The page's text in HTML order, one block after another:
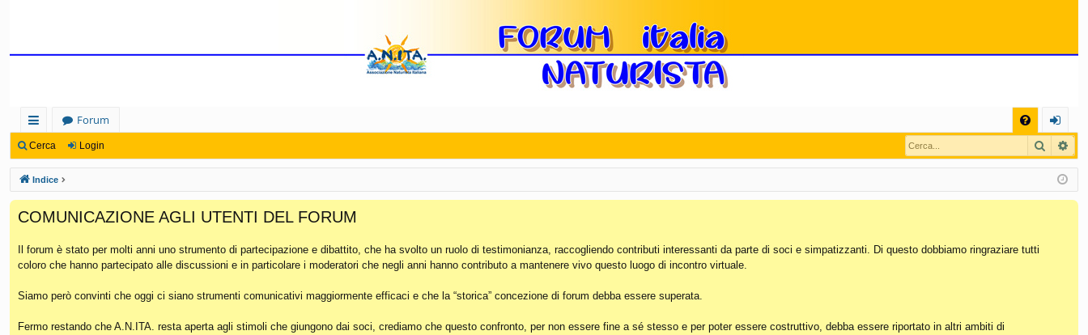
oll
eg
a
m
en
ti
Ra
Forum
Q
og
in
Cerca Login Cerca
Indice
COMUNICAZIONE AGLI UTENTI DEL FORUM
Il forum è stato per molti anni uno strumento di partecipazione e dibattito, che ha svolto un ruolo di testimonianza, raccogliendo contributi interessanti da parte di soci e simpatizzanti. Di questo dobbiamo ringraziare tutti
coloro che hanno partecipato alle discussioni e in particolare i moderatori che negli anni hanno contributo a mantenere vivo questo luogo di incontro virtuale.
Siamo però convinti che oggi ci siano strumenti comunicativi maggiormente efficaci e che la “storica” concezione di forum debba essere superata.
Fermo restando che A.N.ITA. resta aperta agli stimoli che giungono dai soci, crediamo che questo confronto, per non essere fine a sé stesso e per poter essere costruttivo, debba essere riportato in altri ambiti di